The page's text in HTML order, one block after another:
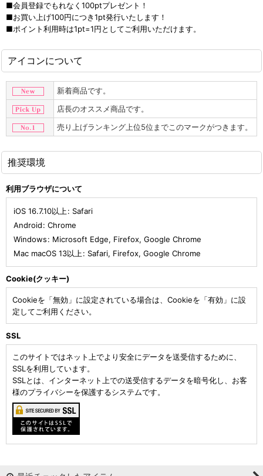
■会員登録でもれなく100ptプレゼント！
■お買い上げ100円につき1pt発行いたします！
■ポイント利用時は1pt=1円としてご利用いただけます。
アイコンについて
新着商品です。
店長のオススメ商品です。
売り上げランキング上位5位までこのマークがつきます。
推奨環境
利用ブラウザについて
iOS 16.7.10以上: Safari
Android: Chrome
Windows: Microsoft Edge, Firefox, Google Chrome
Mac macOS 13以上: Safari, Firefox, Google Chrome
Cookie(クッキー)
Cookieを「無効」に設定されている場合は、Cookieを「有効」に設
定してご利用ください。
SSL
このサイトではネット上でより安全にデータを送受信するために、
SSLを利用しています。
SSLとは、インターネット上での送受信するデータを暗号化し、お客
様のプライバシーを保護するシステムです。